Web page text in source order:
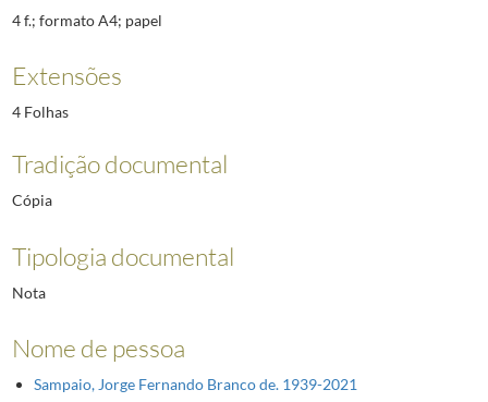
4 f.; formato A4; papel
Extensões
4 Folhas
Tradição documental
Cópia
Tipologia documental
Nota
Nome de pessoa
Sampaio, Jorge Fernando Branco de. 1939-2021